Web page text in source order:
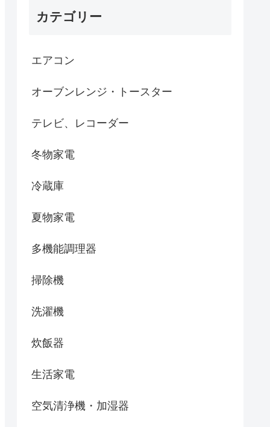
カテゴリー
エアコン
オーブンレンジ・トースター
テレビ、レコーダー
冬物家電
冷蔵庫
夏物家電
多機能調理器
掃除機
洗濯機
炊飯器
生活家電
空気清浄機・加湿器